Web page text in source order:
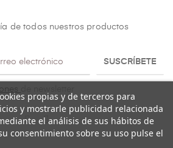
de todos nuestros productos
SUSCRÍBETE
propias y de terceros para
y mostrarle publicidad relacionada
el análisis de sus hábitos de
consentimiento sobre su uso pulse el